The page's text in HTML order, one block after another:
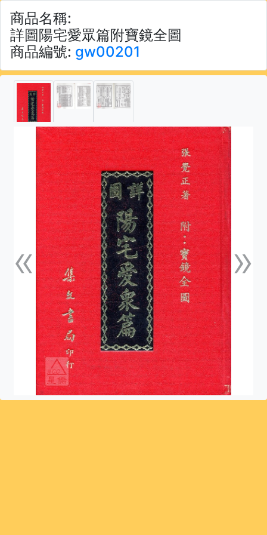
商品名稱:
詳圖陽宅愛眾篇附寶鏡全圖
商品編號: gw00201
«上一張 »下一